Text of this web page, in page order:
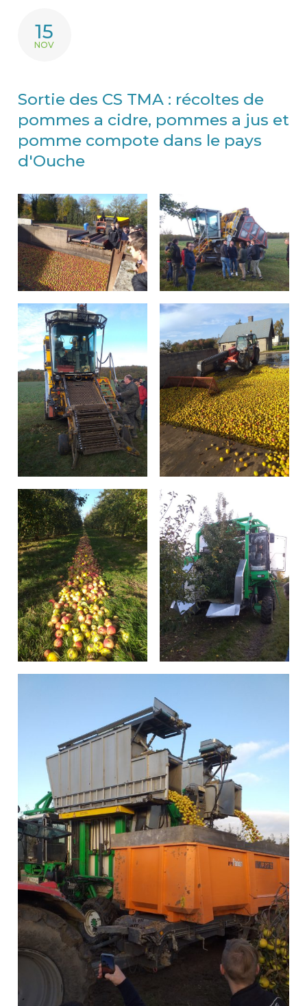
15
NOV
Sortie des CS TMA : récoltes de
pommes a cidre, pommes a jus et
pomme compote dans le pays
d'Ouche